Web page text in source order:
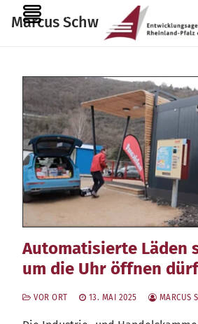
Inhalt
Marcus Schwarze
Automatisierte Läden
um die Uhr öffnen
VOR ORT 13. MAI 2025 MARCUS
MENU